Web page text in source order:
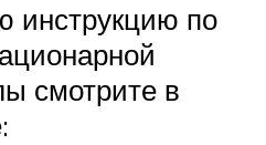
инструкцию по
смотрите в